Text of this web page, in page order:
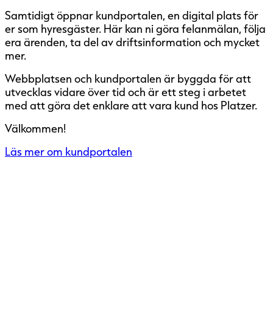
Samtidigt öppnar kundportalen, en digital plats för
er som hyresgäster. Här kan ni göra felanmälan, följa
era ärenden, ta del av driftsinformation och mycket
mer.
Webbplatsen och kundportalen är byggda för att
utvecklas vidare över tid och är ett steg i arbetet
med att göra det enklare att vara kund hos Platzer.
Välkommen!
Läs mer om kundportalen